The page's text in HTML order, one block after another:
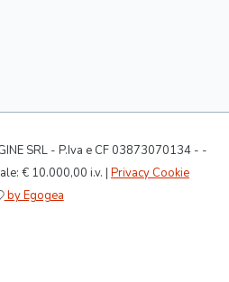
SRL - P.Iva e CF 03873070134 - -
€ 10.000,00 i.v. | Privacy Cookie
by Egogea